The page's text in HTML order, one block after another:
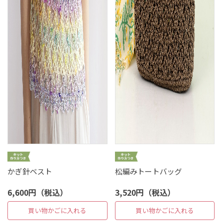
かぎ針ベスト
6,600円（税込）
買い物かごに入れる
松編みトートバッグ
3,520円（税込）
買い物かごに入れる